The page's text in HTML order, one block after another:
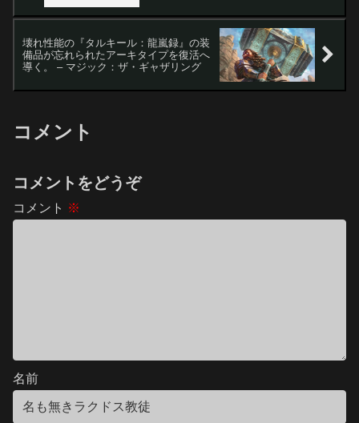
壊れ性能の『タルキール：龍嵐録』の装
備品が忘れられたアーキタイプを復活へ
導く。 – マジック：ザ・ギャザリング
コメント
コメントをどうぞ
コメント ※
名前